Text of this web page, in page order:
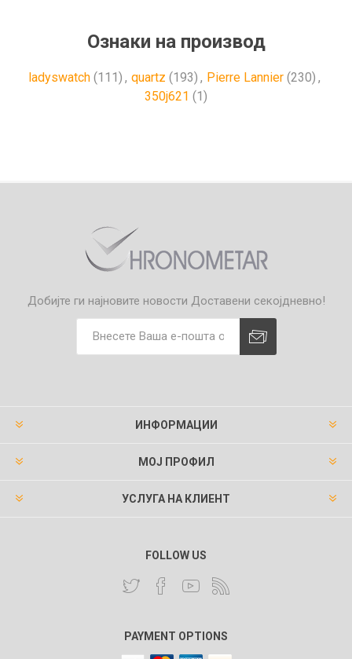
Ознаки на производ
ladyswatch (111) , quartz (193) , Pierre Lannier (230) ,
350j621 (1)
Добијте ги најновите новости Доставени секојдневно!
ИНФОРМАЦИИ
МОЈ ПРОФИЛ
УСЛУГА НА КЛИЕНТ
FOLLOW US
PAYMENT OPTIONS